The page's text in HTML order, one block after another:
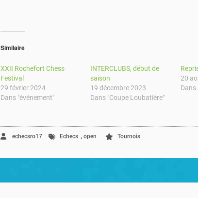
Similaire
XXII Rochefort Chess
Festival
29 février 2024
Dans "événement"
INTERCLUBS, début de
saison
19 décembre 2023
Dans "Coupe Loubatière"
20
Dans
echecsro17 Echecs ,open Tournois